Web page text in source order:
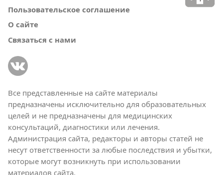
Пользовательское соглашение
О сайте
Связаться с нами
Все представленные на сайте материалы
предназначены исключительно для образовательных
целей и не предназначены для медицинских
консультаций, диагностики или лечения.
Администрация сайта, редакторы и авторы статей не
несут ответственности за любые последствия и убытки,
которые могут возникнуть при использовании
материалов сайта.